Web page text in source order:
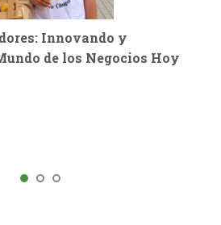
Innovando y
de los Negocios Hoy